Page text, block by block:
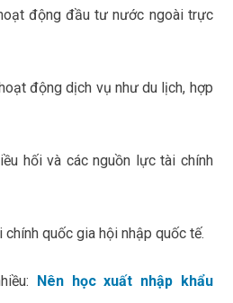
động đầu tư nước ngoài trực
động dịch vụ như du lịch, hợp
hối và các nguồn lực tài chính
quốc gia hội nhập quốc tế.
Nên học xuất nhập khẩu